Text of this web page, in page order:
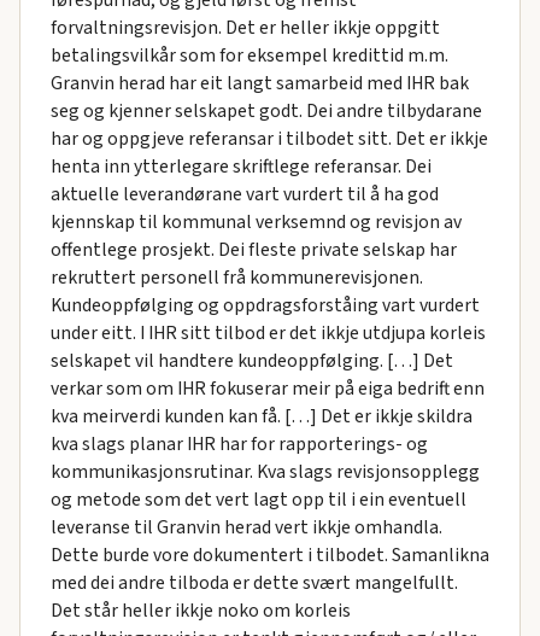
forvaltningsrevisjon. Det er heller ikkje oppgitt
betalingsvilkår som for eksempel kredittid m.m.
Granvin herad har eit langt samarbeid med IHR bak
seg og kjenner selskapet godt. Dei andre tilbydarane
har og oppgjeve referansar i tilbodet sitt. Det er ikkje
henta inn ytterlegare skriftlege referansar. Dei
aktuelle leverandørane vart vurdert til å ha god
kjennskap til kommunal verksemnd og revisjon av
offentlege prosjekt. Dei fleste private selskap har
rekruttert personell frå kommunerevisjonen.
Kundeoppfølging og oppdragsforståing vart vurdert
under eitt. I IHR sitt tilbod er det ikkje utdjupa korleis
selskapet vil handtere kundeoppfølging. […] Det
verkar som om IHR fokuserar meir på eiga bedrift enn
kva meirverdi kunden kan få. […] Det er ikkje skildra
kva slags planar IHR har for rapporterings- og
kommunikasjonsrutinar. Kva slags revisjonsopplegg
og metode som det vert lagt opp til i ein eventuell
leveranse til Granvin herad vert ikkje omhandla.
Dette burde vore dokumentert i tilbodet. Samanlikna
med dei andre tilboda er dette svært mangelfullt.
Det står heller ikkje noko om korleis